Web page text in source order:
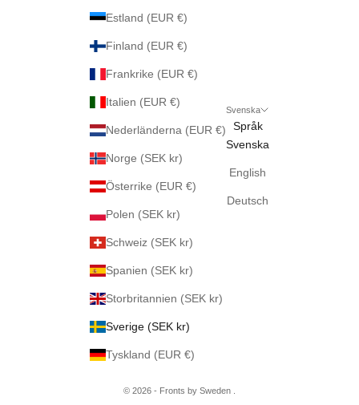
Estland (EUR €)
Finland (EUR €)
Frankrike (EUR €)
Italien (EUR €)
Nederländerna (EUR €)
Norge (SEK kr)
Österrike (EUR €)
Polen (SEK kr)
Schweiz (SEK kr)
Spanien (SEK kr)
Storbritannien (SEK kr)
Sverige (SEK kr)
Tyskland (EUR €)
Svenska
Språk
Svenska
English
Deutsch
© 2026 - Fronts by Sweden .